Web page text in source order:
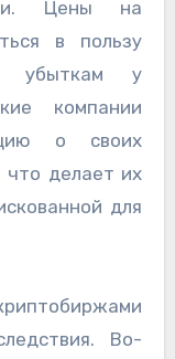
Цены на
в пользу
убыткам у
компании
о своих
что делает их
для
Во-